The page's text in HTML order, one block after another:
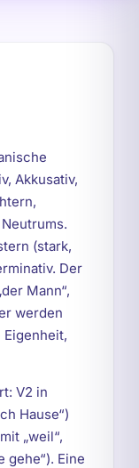
Akkusativ,
(stark,
Der
Mann“,
werden
V2 in
Hause“)
„weil“,
gehe“). Eine